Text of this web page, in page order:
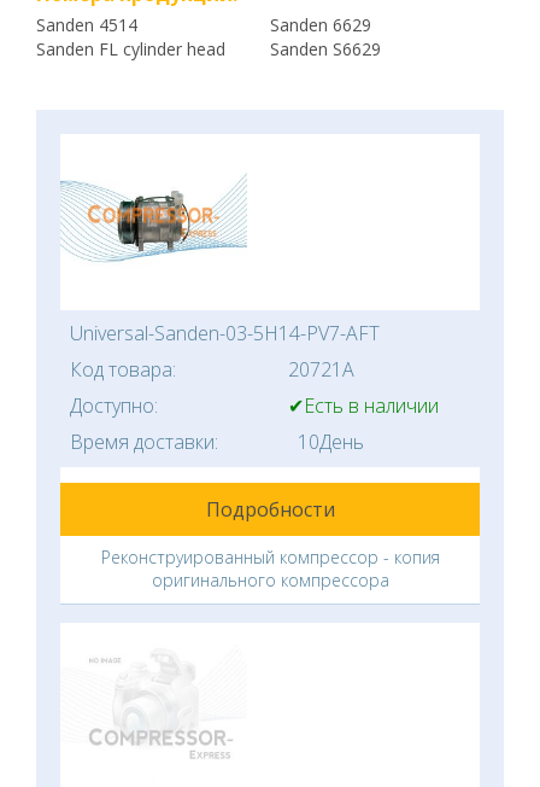
Sanden 4514
Sanden 6629
Sanden FL cylinder head
Sanden S6629
Universal-Sanden-03-5H14-PV7-AFT
Код товара:
20721A
Доступно:
✔Есть в наличии
Время доставки:
10День
Подробности
Реконструированный компрессор - копия
оригинального компрессора